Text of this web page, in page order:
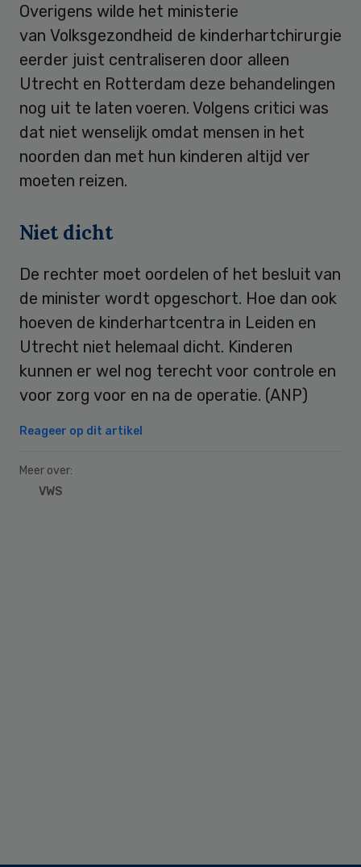
Overigens wilde het ministerie
van Volksgezondheid de kinderhartchirurgie
eerder juist centraliseren door alleen
Utrecht en Rotterdam deze behandelingen
nog uit te laten voeren. Volgens critici was
dat niet wenselijk omdat mensen in het
noorden dan met hun kinderen altijd ver
moeten reizen.
Niet dicht
De rechter moet oordelen of het besluit van
de minister wordt opgeschort. Hoe dan ook
hoeven de kinderhartcentra in Leiden en
Utrecht niet helemaal dicht. Kinderen
kunnen er wel nog terecht voor controle en
voor zorg voor en na de operatie. (ANP)
Reageer op dit artikel
Meer over:
VWS